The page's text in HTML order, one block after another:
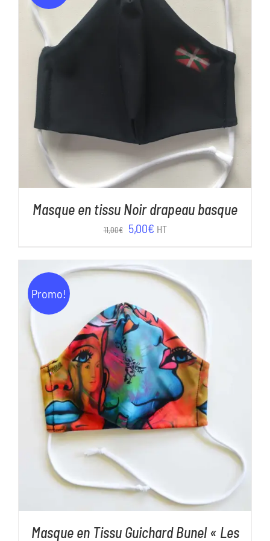
DÉTAILS
Masque en tissu Noir drapeau basque
11,00€
Le
initial
était :
11,00€.
5,00€Le
actuel
est :
5,00€.
HT
Promo!
AJOUTER AU PANIER / DÉTAILS
Masque en Tissu Guichard Bunel « Les